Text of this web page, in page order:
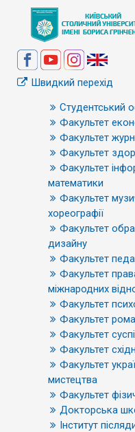
Швидкий перехід
Студентський
Факультет
Факультет
Факультет
Факультет
математики
Факультет
хореографії
Факультет
дизайну
Факультет
Факультет
міжнародних
Факультет
Факультет
Факультет
Факультет
Факультет
мистецтва
Факультет
Докторська
Інститут